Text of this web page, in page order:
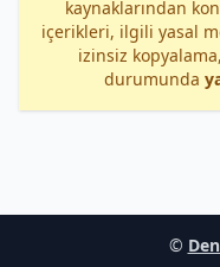
kaynaklarından
içerikleri, ilgili yasal
izinsiz
durumunda
©